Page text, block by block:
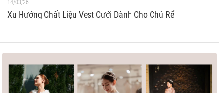
14/03/26
Xu Hướng Chất Liệu Vest Cưới Dành Cho Chú Rể